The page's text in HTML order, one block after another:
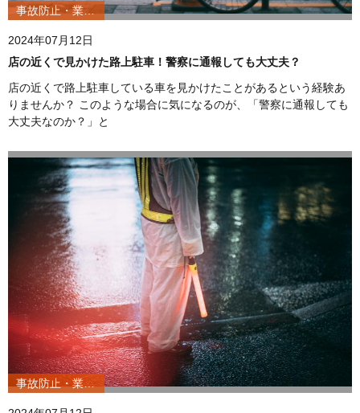
事故防止・業務改善
2024年07月12日
店の近くで見かけた路上駐車！警察に通報しても大丈夫？
店の近くで路上駐車している車を見かけたことがあるという経験あ
りませんか？ このような場合に気になるのが、「警察に通報しても
大丈夫なのか？」と
事故防止・業務改善